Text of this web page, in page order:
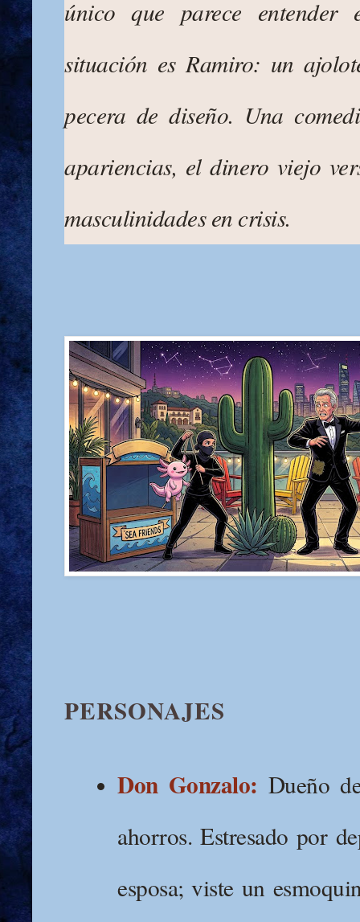
único que parece
situación es Ramiro: un
pecera de diseño. Una
apariencias, el dinero viejo
masculinidades en crisis.
PERSONAJES
Don Gonzalo: Dueño
ahorros. Estresado por
esposa; viste un